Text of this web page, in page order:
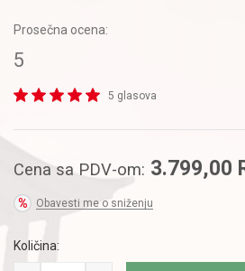
Prosečna ocena:
5
5 glasova
Cena sa PDV-om: 3.799,00
Obavesti me o sniženju
Količina: